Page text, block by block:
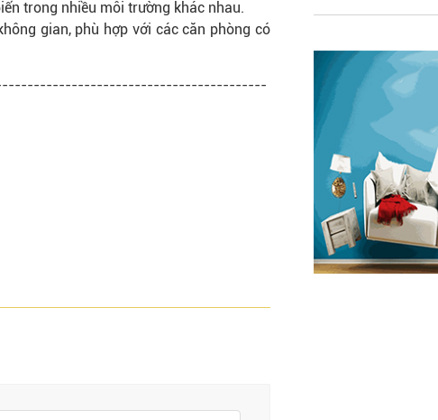
trong nhiều môi trường khác nhau.
gian, phù hợp với các căn phòng có